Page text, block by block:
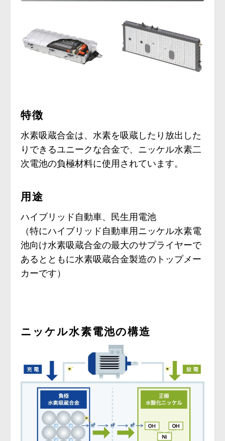
特徴
水素吸蔵合金は、水素を吸蔵したり放出した
りできるユニークな合金で、ニッケル水素二
次電池の負極材料に使用されています。
用途
ハイブリッド自動車、民生用電池
（特にハイブリッド自動車用ニッケル水素電
池向け水素吸蔵合金の最大のサプライヤーで
あるとともに水素吸蔵合金製造のトップメー
カーです）
ニッケル水素電池の構造